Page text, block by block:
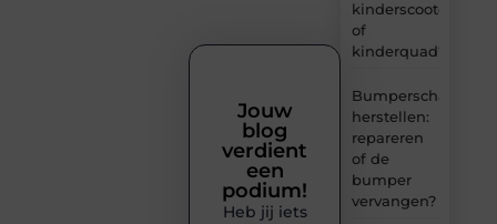
kinderscooter
of
kinderquad?
Bumperschade
herstellen:
repareren
of de
bumper
vervangen?
Jouw
blog
verdient
een
podium!
Heb jij iets